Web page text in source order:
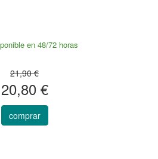
en 48/72 horas
21,90 €
20,80 €
comprar